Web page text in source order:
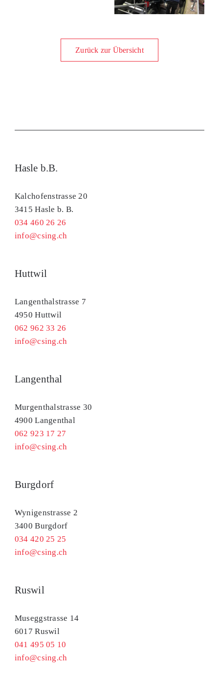
Zurück zur Übersicht
Hasle b.B.
Kalchofenstrasse 20
3415 Hasle b. B.
034 460 26 26
info@csing.ch
Huttwil
Langenthalstrasse 7
4950 Huttwil
062 962 33 26
info@csing.ch
Langenthal
Murgenthalstrasse 30
4900 Langenthal
062 923 17 27
info@csing.ch
Burgdorf
Wynigenstrasse 2
3400 Burgdorf
034 420 25 25
info@csing.ch
Ruswil
Museggstrasse 14
6017 Ruswil
041 495 05 10
info@csing.ch